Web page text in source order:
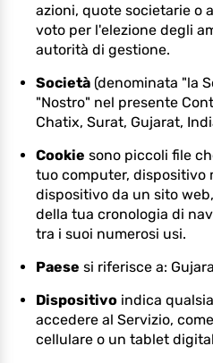
azioni, quote societarie o
voto per l'elezione degli
autorità di gestione.
Società (denominata "la
"Nostro" nel presente
Chatix, Surat, Gujarat,
Cookie sono piccoli file
tuo computer, dispositivo
dispositivo da un sito
della tua cronologia di
tra i suoi numerosi usi.
Paese si riferisce a:
Dispositivo indica
accedere al Servizio,
cellulare o un tablet